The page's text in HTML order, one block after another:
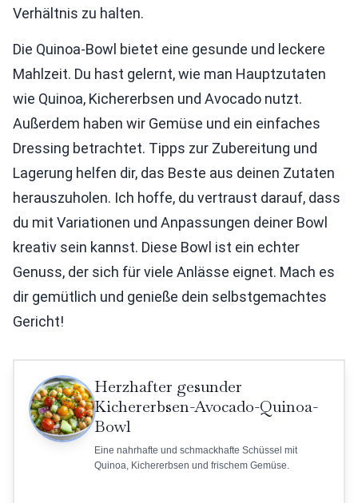
Verhältnis zu halten.
Die Quinoa-Bowl bietet eine gesunde und leckere
Mahlzeit. Du hast gelernt, wie man Hauptzutaten
wie Quinoa, Kichererbsen und Avocado nutzt.
Außerdem haben wir Gemüse und ein einfaches
Dressing betrachtet. Tipps zur Zubereitung und
Lagerung helfen dir, das Beste aus deinen Zutaten
herauszuholen. Ich hoffe, du vertraust darauf, dass
du mit Variationen und Anpassungen deiner Bowl
kreativ sein kannst. Diese Bowl ist ein echter
Genuss, der sich für viele Anlässe eignet. Mach es
dir gemütlich und genieße dein selbstgemachtes
Gericht!
Herzhafter gesunder
Kichererbsen-Avocado-Quinoa-
Bowl
Eine nahrhafte und schmackhafte Schüssel mit
Quinoa, Kichererbsen und frischem Gemüse.